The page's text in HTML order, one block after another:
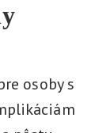
osoby s